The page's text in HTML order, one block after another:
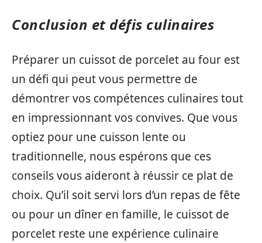
Conclusion et défis culinaires
Préparer un cuissot de porcelet au four est
un défi qui peut vous permettre de
démontrer vos compétences culinaires tout
en impressionnant vos convives. Que vous
optiez pour une cuisson lente ou
traditionnelle, nous espérons que ces
conseils vous aideront à réussir ce plat de
choix. Qu’il soit servi lors d’un repas de fête
ou pour un dîner en famille, le cuissot de
porcelet reste une expérience culinaire